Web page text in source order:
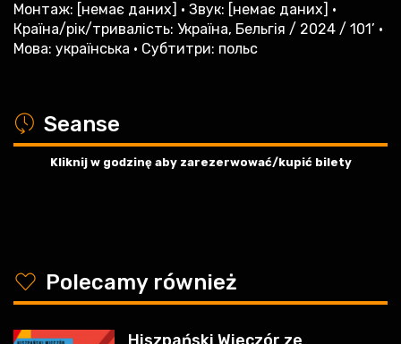
Монтаж: [немає даних] • Звук: [немає даних] •
Країна/рік/тривалість: Україна, Бельгія / 2024 / 101’ •
Мова: українська • Субтитри: польс
a Seanse
Kliknij w godzinę aby zarezerwować/kupić bilety
y Polecamy również